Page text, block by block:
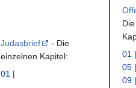
Judasbrief
- Die
einzelnen Kapitel:
01 |
01
05
09